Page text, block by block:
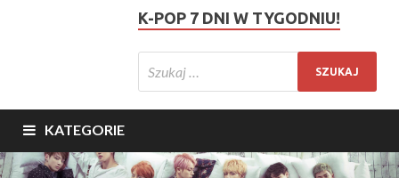
K-POP 7 DNI W TYGODNIU!
KATEGORIE